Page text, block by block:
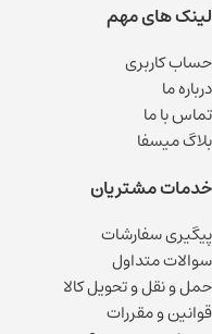
لینک های مهم
حساب کاربری
درباره ما
تماس با ما
بلاگ میسفا
خدمات مشتریان
پیگیری سفارشات
سوالات متداول
حمل و نقل و تحویل کالا
قوانین و مقررات